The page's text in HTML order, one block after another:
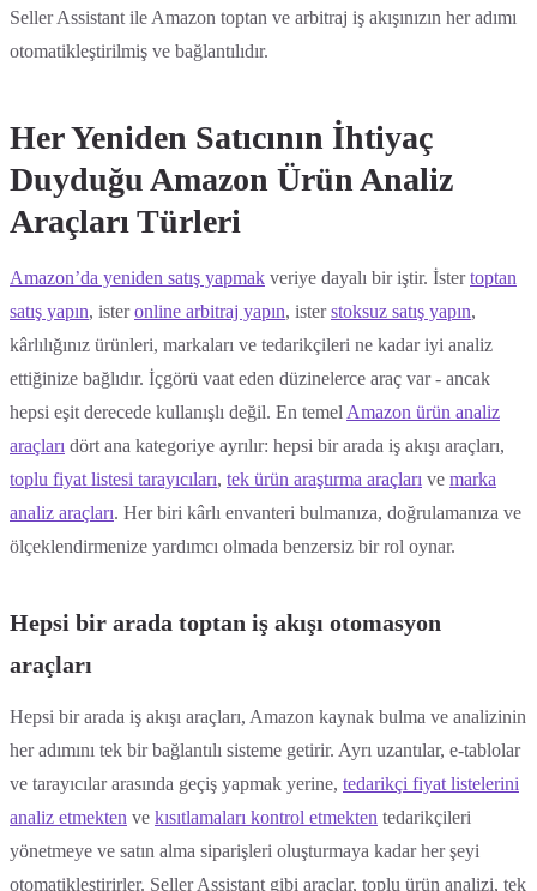
Seller Assistant ile Amazon toptan ve arbitraj iş akışınızın her adımı
otomatikleştirilmiş ve bağlantılıdır.
Her Yeniden Satıcının İhtiyaç
Duyduğu Amazon Ürün Analiz
Araçları Türleri
Amazon’da yeniden satış yapmak veriye dayalı bir iştir. İstertoptan
satış yapın, isteronline arbitraj yapın, isterstoksuz satış yapın,
kârlılığınız ürünleri, markaları ve tedarikçileri ne kadar iyi analiz
ettiğinize bağlıdır. İçgörü vaat eden düzinelerce araç var - ancak
hepsi eşit derecede kullanışlı değil. En temel Amazon ürün analiz
araçları dört ana kategoriye ayrılır: hepsi bir arada iş akışı araçları,
toplu fiyat listesi tarayıcıları, tek ürün araştırma araçları ve marka
analiz araçları. Her biri kârlı envanteri bulmanıza, doğrulamanıza ve
ölçeklendirmenize yardımcı olmada benzersiz bir rol oynar.
Hepsi bir arada toptan iş akışı otomasyon
araçları
Hepsi bir arada iş akışı araçları, Amazon kaynak bulma ve analizinin
her adımını tek bir bağlantılı sisteme getirir. Ayrı uzantılar, e-tablolar
ve tarayıcılar arasında geçiş yapmak yerine, tedarikçi fiyat listelerini
analiz etmekten ve kısıtlamaları kontrol etmekten tedarikçileri
yönetmeye ve satın alma siparişleri oluşturmaya kadar her şeyi
otomatikleştirirler. Seller Assistant gibi araçlar, toplu ürün analizi, tek